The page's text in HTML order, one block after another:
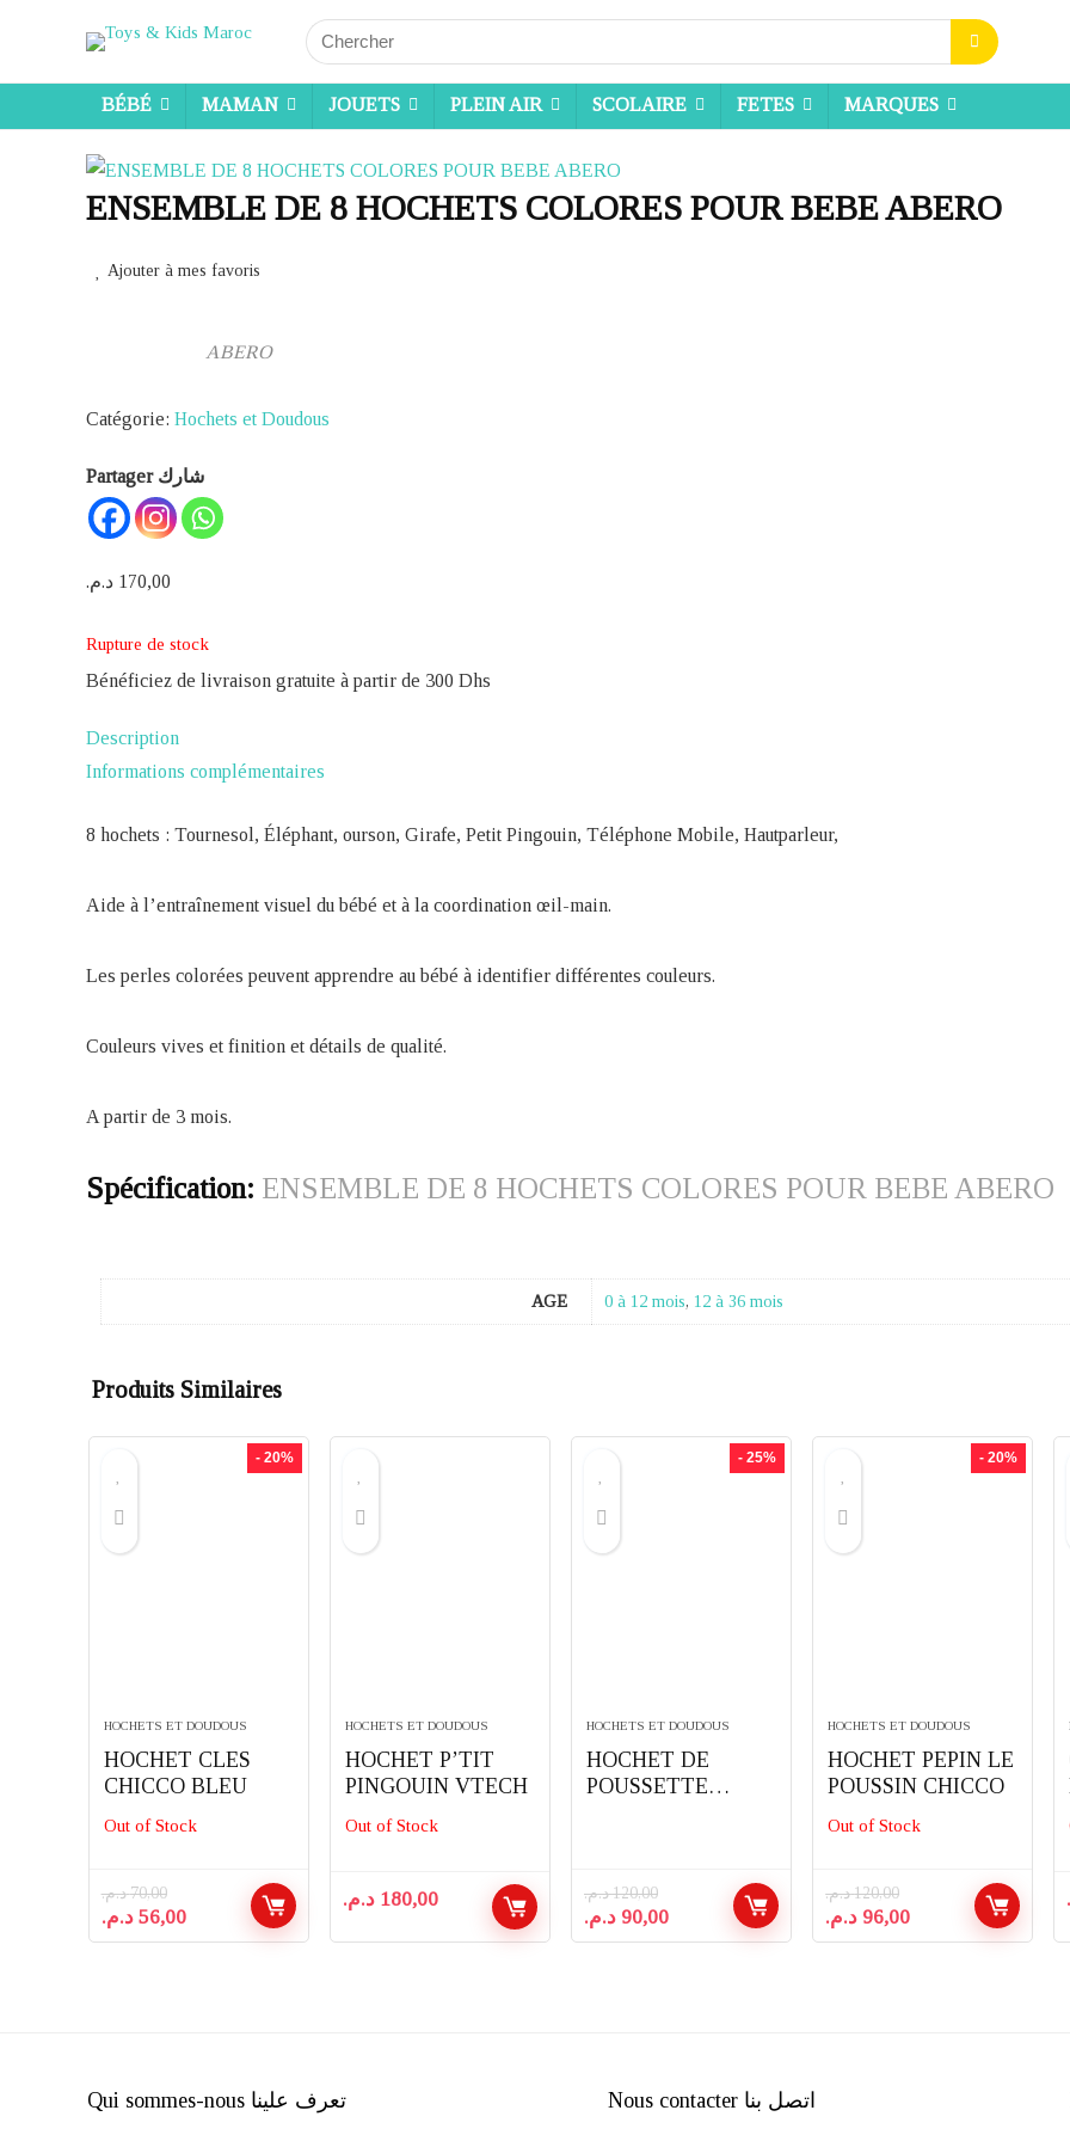
Search
for:
BÉBÉ MAMAN JOUETS PLEIN AIR SCOLAIRE FETES MARQUES
ENSEMBLE DE 8 HOCHETS COLORES POUR BEBE ABERO
Ajouter à mes favoris
ABERO
Catégorie: Hochets et Doudous
Partager شارك
170,00 د.م.
Rupture de stock
Bénéficiez de livraison gratuite à partir de 300 Dhs
Description
Informations complémentaires
8 hochets : Tournesol, Éléphant, ourson, Girafe, Petit Pingouin, Téléphone Mobile, Hautparleur,
Aide à l’entraînement visuel du bébé et à la coordination œil-main.
Les perles colorées peuvent apprendre au bébé à identifier différentes couleurs.
Couleurs vives et finition et détails de qualité.
A partir de 3 mois.
Spécification: ENSEMBLE DE 8 HOCHETS COLORES POUR BEBE ABERO
AGE 0 à 12 mois, 12 à 36 mois
Produits Similaires
- 20%
HOCHETS ET DOUDOUS
HOCHET CLES
CHICCO BLEU
Out of Stock
70,00 د.م.
Le
prix
56,00 د.م.
Le
prix
HOCHETS ET DOUDOUS
HOCHET P’TIT
PINGOUIN VTECH
Out of Stock
180,00 د.م.
- 25%
HOCHETS ET DOUDOUS
HOCHET DE
POUSSETTE
TIGEX
120,00 د.م.
Le
prix
90,00 د.م.
Le
prix
- 20%
HOCHETS ET DOUDOUS
HOCHET PEPIN LE
POUSSIN CHICCO
Out of Stock
120,00 د.م.
Le
prix
96,00 د.م.
Le
prix
Qui sommes-nous تعرف علينا Nous contacter اتصل بنا